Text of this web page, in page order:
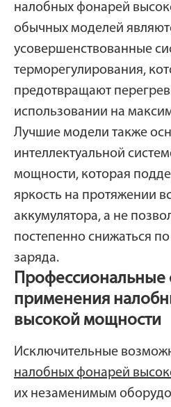
налобных фонарей
обычных моделей
усовершенствованные
терморегулирования,
предотвращают
использовании на
Лучшие модели также
интеллектуальной
мощности, которая
яркость на протяжении
аккумулятора, а не
постепенно снижаться
заряда.
Профессиональные
применения
высокой мощности
Исключительные
налобных фонарей
их незаменимым